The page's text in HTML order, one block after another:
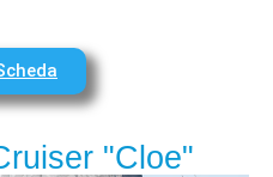
"Cloe"